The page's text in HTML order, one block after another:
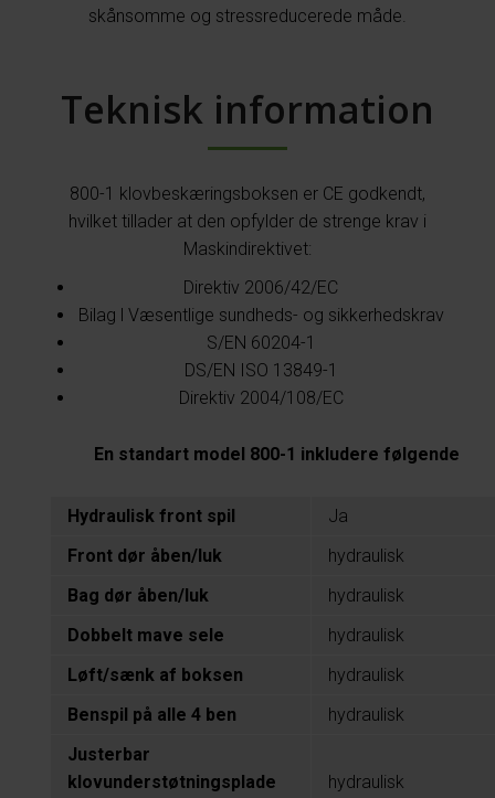
skånsomme og stressreducerede måde.
Teknisk information
800-1 klovbeskæringsboksen er CE godkendt,
hvilket tillader at den opfylder de strenge krav i
Maskindirektivet:
Direktiv 2006/42/EC
Bilag l Væsentlige sundheds- og sikkerhedskrav
S/EN 60204-1
DS/EN ISO 13849-1
Direktiv 2004/108/EC
En standart model 800-1 inkludere følgende
Hydraulisk front spil
Ja
Front dør åben/luk
hydraulisk
Bag dør åben/luk
hydraulisk
Dobbelt mave sele
hydraulisk
Løft/sænk af boksen
hydraulisk
Benspil på alle 4 ben
hydraulisk
Justerbar
klovunderstøtningsplade
hydraulisk